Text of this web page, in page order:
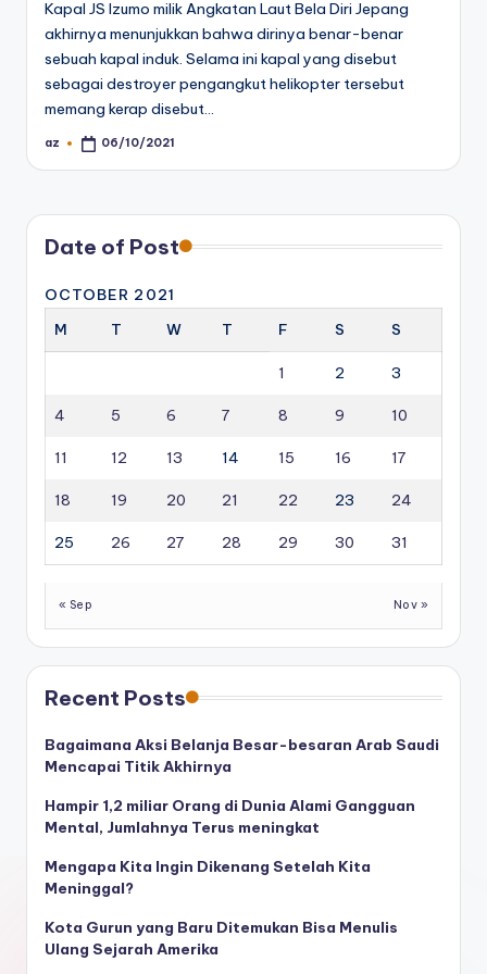
Kapal JS Izumo milik Angkatan Laut Bela Diri Jepang
akhirnya menunjukkan bahwa dirinya benar-benar
sebuah kapal induk. Selama ini kapal yang disebut
sebagai destroyer pengangkut helikopter tersebut
memang kerap disebut…
Posted
az 06/10/2021
Date of Post
OCTOBER 2021
M
T W T F S S
1 2 3
4 5 6 7 8 9 10
11 12 13 14 15 16 17
18 19 20 21 22 23 24
25 26 27 28 29 30 31
« Sep Nov »
Recent Posts
Bagaimana Aksi Belanja Besar-besaran Arab Saudi
Mencapai Titik Akhirnya
Hampir 1,2 miliar Orang di Dunia Alami Gangguan
Mental, Jumlahnya Terus meningkat
Mengapa Kita Ingin Dikenang Setelah Kita
Meninggal?
Kota Gurun yang Baru Ditemukan Bisa Menulis
Ulang Sejarah Amerika